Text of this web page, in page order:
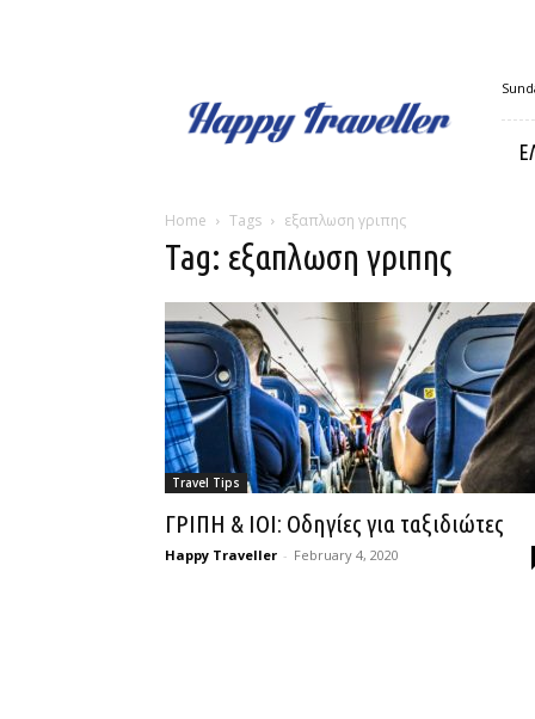
Traveller
Home Tags εξαπλωση γριπης
Tag: εξαπλωση γριπης
Travel Tips
ΓΡΙΠΗ & ΙΟΙ: Οδηγίες για ταξιδιώτες
Happy Traveller - February 4, 2020